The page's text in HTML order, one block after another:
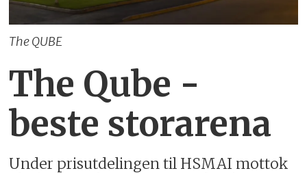
The QUBE
The Qube -
beste storarena
Under prisutdelingen til HSMAI mottok